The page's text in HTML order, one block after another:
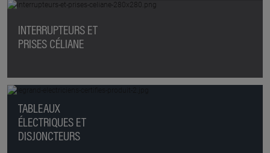
INTERRUPTEURS ET
PRISES CÉLIANE
TABLEAUX
ÉLECTRIQUES ET
DISJONCTEURS